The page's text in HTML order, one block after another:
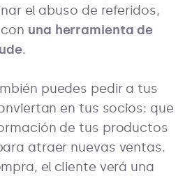
el abuso de referidos,
una herramienta de
.
puedes pedir a tus
en tus socios: que
de tus productos
atraer nuevas ventas.
el cliente verá una